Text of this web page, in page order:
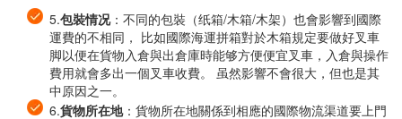
5.包裝情况：不同的包裝（纸箱/木箱/木架）也會影響到國際
運費的不相同， 比如國際海運拼箱對於木箱規定要做好叉車
脚以便在貨物入倉與出倉庫時能够方便便宜叉車，入倉與操作
費用就會多出一個叉車收費。 虽然影響不會很大，但也是其
中原因之一。
6.貨物所在地：貨物所在地關係到相應的國際物流渠道要上門